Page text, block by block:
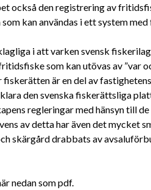
också den registrering av
kan användas i ett system
i att varken svensk
som kan utövas av ”var
är en del av
den svenska fiskerättsliga
regleringar med hänsyn till
av detta har även det mycket
skärgård drabbats av
nedan som pdf.